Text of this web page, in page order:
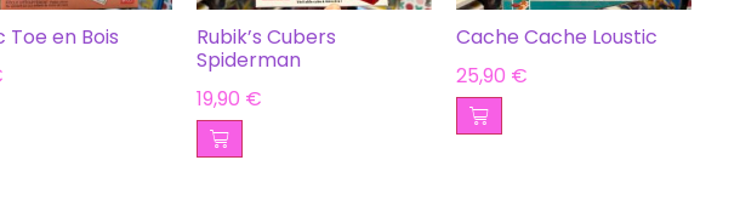
Toe en Bois
Rubik’s Cubers
Spiderman
19,90 €
Cache Cache Loustic
25,90 €